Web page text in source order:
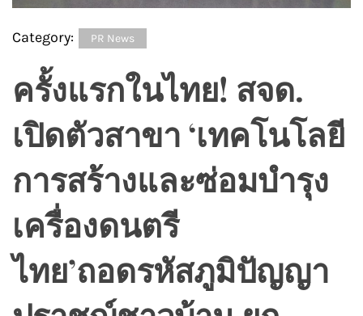
Category: PR News
ครั้งแรกในไทย! สจด.
เปิดตัวสาขา ‘เทคโนโลยี
การสร้างและซ่อมบำรุง
เครื่องดนตรี
ไทย’ถอดรหัสภูมิปัญญา